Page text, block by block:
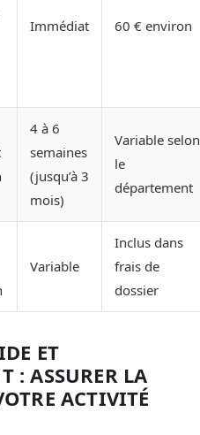
Immédiat 60 € environ
4 à 6
semaines
(jusqu’à 3
mois)
Variable selon
le
département
Variable
Inclus dans
frais de
dossier
ET
: ASSURER LA
ACTIVITÉ